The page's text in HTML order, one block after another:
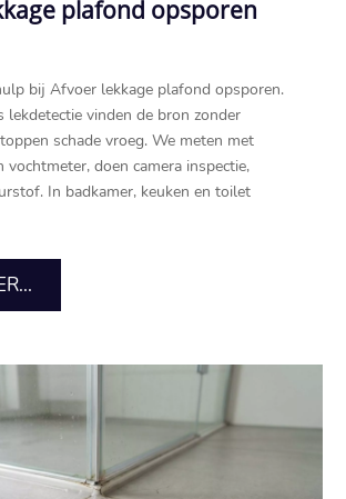
plafond opsporen
bij Afvoer lekkage plafond opsporen.
lekdetectie vinden de bron zonder
schade vroeg. We meten met
vochtmeter, doen camera inspectie,
In badkamer, keuken en toilet